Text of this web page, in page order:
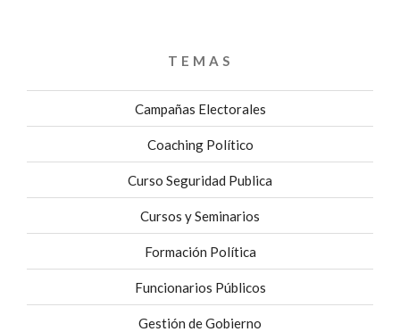
TEMAS
Campañas Electorales
Coaching Político
Curso Seguridad Publica
Cursos y Seminarios
Formación Política
Funcionarios Públicos
Gestión de Gobierno